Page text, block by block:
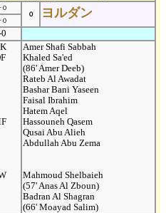
０
０
ヨルダン
０
Amer Shafi Sabbah
Khaled Sa'ed
(86' Amer Deeb)
Rateb Al Awadat
Bashar Bani Yaseen
Faisal Ibrahim
Hatem Aqel
Hassouneh Qasem
Qusai Abu Alieh
Abdullah Abu Zema
Mahmoud Shelbaieh
(57' Anas Al Zboun)
Badran Al Shagran
(66' Moayad Salim)